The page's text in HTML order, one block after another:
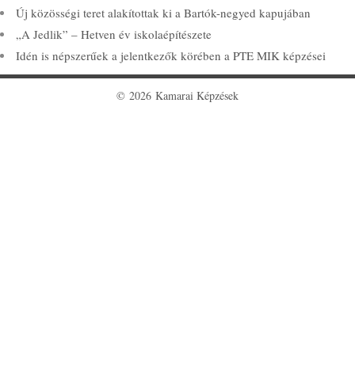
Új közösségi teret alakítottak ki a Bartók-negyed kapujában
„A Jedlik” – Hetven év iskolaépítészete
Idén is népszerűek a jelentkezők körében a PTE MIK képzései
© 2026 Kamarai Képzések